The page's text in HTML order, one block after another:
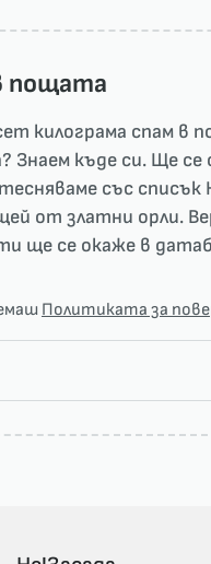
пощата
килограма спам в
Знаем къде си. Ще се
със списък
от златни орли.
ще се окаже в
Политиката за